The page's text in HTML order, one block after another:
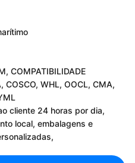
COMPATIBILIDADE
COSCO, WHL, OOCL, CMA,
cliente 24 horas por dia,
local, embalagens e